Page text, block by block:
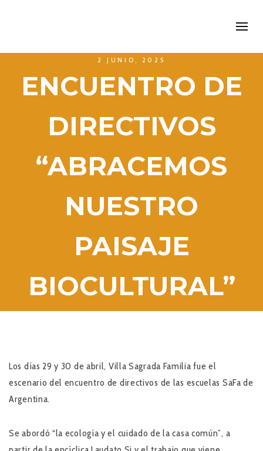
2 JUNIO, 2025
ENCUENTRO DE
DIRECTIVOS
“ABRACEMOS
NUESTRO
PAISAJE
BIOCULTURAL”
Los días 29 y 30 de abril, Villa Sagrada Familia fue el
escenario del encuentro de directivos de las escuelas SaFa de
Argentina.
Se abordó “la ecología y el cuidado de la casa común”, a